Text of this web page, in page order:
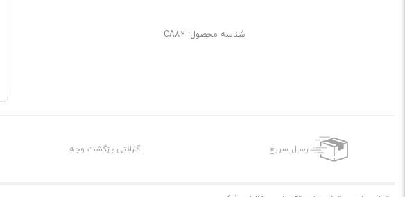
شناسه محصول: CA82
ارسال سریع گارانتی بازگشت وجه